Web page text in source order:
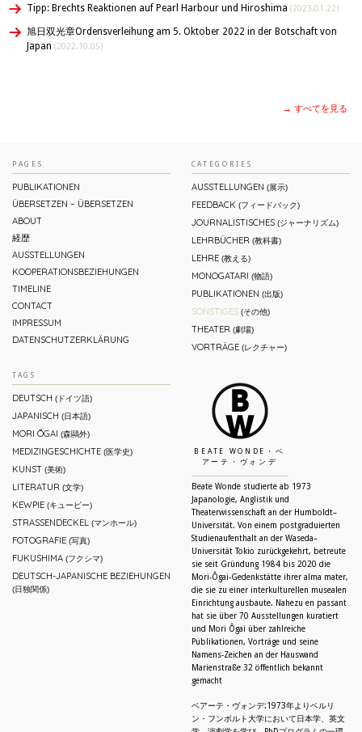
Tipp: Brechts Reaktionen auf Pearl Harbour und Hiroshima (2023.01.22)
旭日双光章Ordensverleihung am 5. Oktober 2022 in der Botschaft von
Japan (2022.10.05)
→ すべてを見る
PAGES
PUBLIKATIONEN
ÜBERSETZEN – ÜBERSETZEN
ABOUT
経歴
AUSSTELLUNGEN
KOOPERATIONSBEZIEHUNGEN
TIMELINE
CONTACT
IMPRESSUM
DATENSCHUTZERKLÄRUNG
CATEGORIES
AUSSTELLUNGEN (展示)
FEEDBACK (フィードバック)
JOURNALISTISCHES(ジャーナリズム)
LEHRBÜCHER(教科書)
LEHRE(教える)
MONOGATARI (物語)
PUBLIKATIONEN (出版)
SONSTIGES(その他)
THEATER(劇場)
VORTRÄGE(レクチャー)
TAGS
DEUTSCH (ドイツ語)
JAPANISCH (日本語)
MORI ŌGAI (森鷗外)
MEDIZINGESCHICHTE (医学史)
KUNST (美術)
LITERATUR (文学)
KEWPIE (キューピー)
STRASSENDECKEL (マンホール)
FOTOGRAFIE (写真)
FUKUSHIMA (フクシマ)
DEUTSCH-JAPANISCHE BEZIEHUNGEN
(日独関係)
BEATE WONDE・ベ
アーテ・ヴォンデ
Beate Wonde studierte ab 1973
Japanologie, Anglistik und
Theaterwissenschaft an der Humboldt–
Universität. Von einem postgraduierten
Studienaufenthalt an der Waseda–
Universität Tokio zurückgekehrt, betreute
sie seit Gründung 1984 bis 2020 die
Mori-Ôgai-Gedenkstätte ihrer alma mater,
die sie zu einer interkulturellen musealen
Einrichtung ausbaute. Nahezu en passant
hat sie über 70 Ausstellungen kuratiert
und Mori Ôgai über zahlreiche
Publikationen, Vorträge und seine
Namens-Zeichen an der Hauswand
Marienstraße 32 öffentlich bekannt
gemacht
ベアーテ・ヴォンデ:1973年よりベルリ
ン・フンボルト大学において日本学、英文